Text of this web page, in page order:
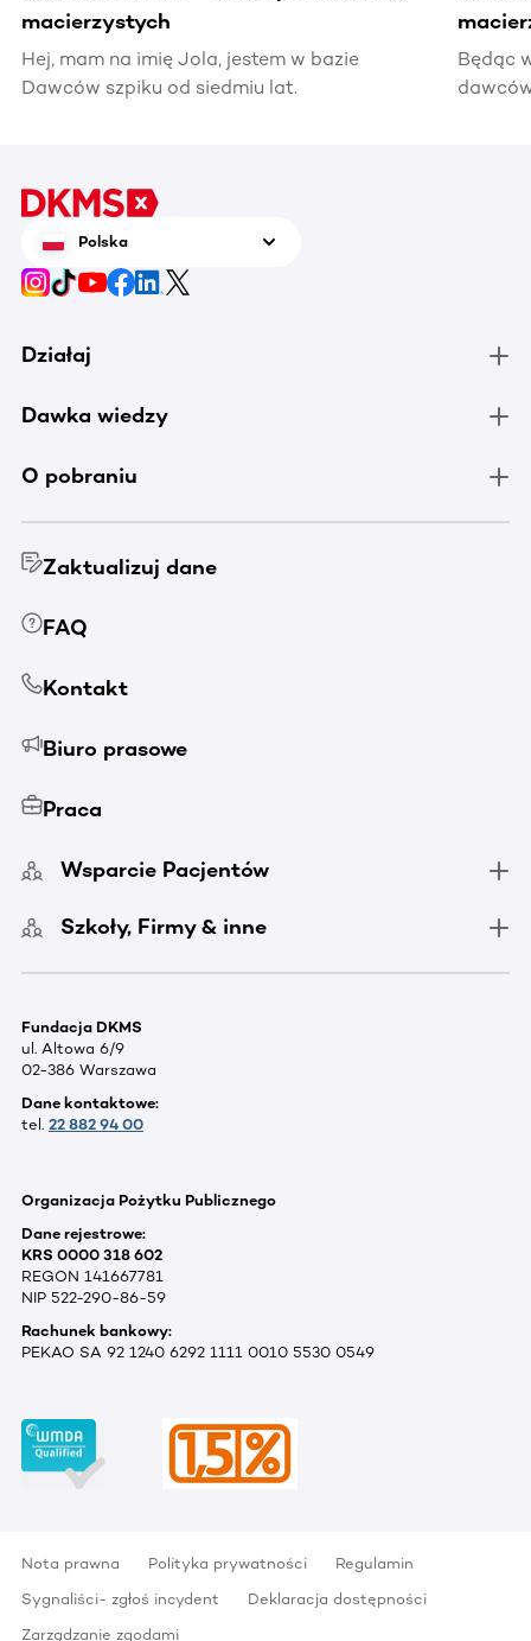
macierzystych
Hej, mam na imię Jola, jestem w bazie
Dawców szpiku od siedmiu lat.
Będąc
Polska
Działaj
Dawka wiedzy
O pobraniu
Zaktualizuj dane
FAQ
Kontakt
Biuro prasowe
Praca
Wsparcie Pacjentów
Szkoły, Firmy & inne
Fundacja DKMS
ul. Altowa 6/9
02-386 Warszawa
Dane kontaktowe:
tel. 22 882 94 00
Organizacja Pożytku Publicznego
Dane rejestrowe:
KRS 0000 318 602
REGON 141667781
NIP 522-290-86-59
Rachunek bankowy:
PEKAO SA 92 1240 6292 1111 0010 5530 0549
Nota prawna Polityka prywatności
Regulamin
Sygnaliści- zgłoś incydent
Deklaracja dostępności
Zarządzanie zgodami